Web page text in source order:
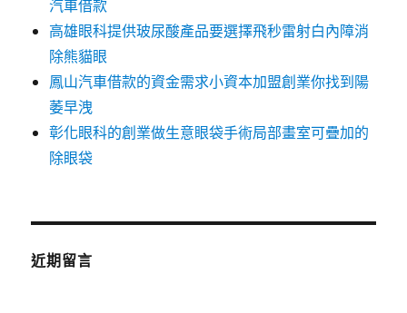
汽車借款
高雄眼科提供玻尿酸產品要選擇飛秒雷射白內障消
除熊貓眼
鳳山汽車借款的資金需求小資本加盟創業你找到陽
萎早洩
彰化眼科的創業做生意眼袋手術局部畫室可疊加的
除眼袋
近期留言